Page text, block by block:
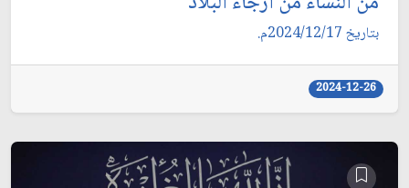
بتاريخ 2024/12/17م.
2024-12-26